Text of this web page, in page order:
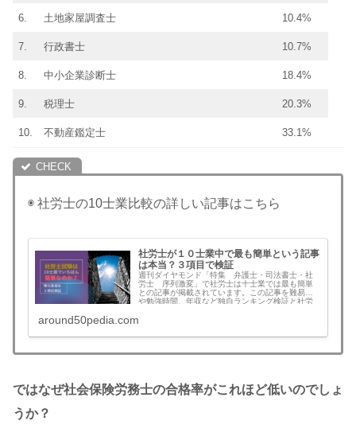
6. 土地家屋調査士 10.4%
7. 行政書士 10.7%
8. 中小企業診断士 18.4%
9. 税理士 20.3%
10. 不動産鑑定士 33.1%
◉ 社労士の10士業比較の詳しい記事はこちら
社労士が１０士業中で最も簡単という記事
は本当？３項目で検証
週刊ダイヤモンド「特集 弁護士・司法書士・社
労士 序列激変」で社労士は十士業では最も簡単
との記事が掲載されています。この記事を難易度
や勉強時間、年収など独自ランキング検証と社労
around50pedia.com
ではなぜ社会保険労務士の合格率がこれほど低いのでしょ
うか？